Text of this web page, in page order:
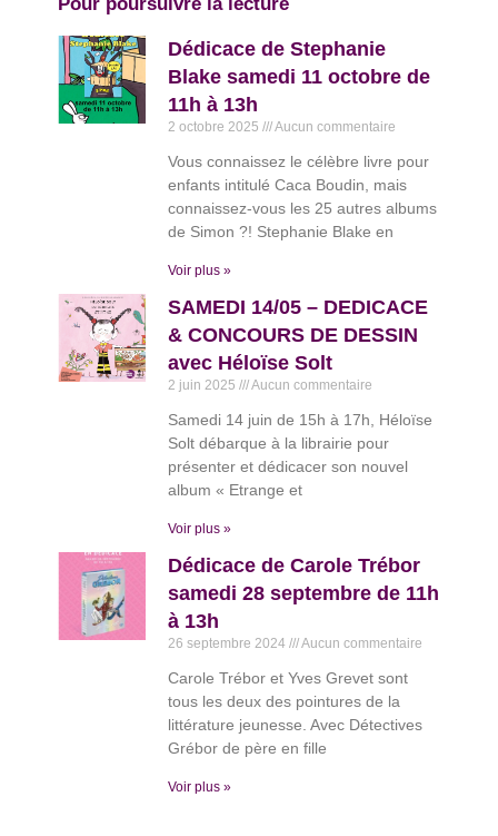
Dédicace de Stephanie
Blake samedi 11 octobre de
11h à 13h
2 octobre 2025 Aucun commentaire
Vous connaissez le célèbre livre pour
enfants intitulé Caca Boudin, mais
connaissez-vous les 25 autres albums
de Simon ?! Stephanie Blake en
Voir plus »
SAMEDI 14/05 – DEDICACE
& CONCOURS DE DESSIN
avec Héloïse Solt
2 juin 2025 Aucun commentaire
Samedi 14 juin de 15h à 17h, Héloïse
Solt débarque à la librairie pour
présenter et dédicacer son nouvel
album « Etrange et
Voir plus »
Dédicace de Carole Trébor
samedi 28 septembre de 11h
à 13h
26 septembre 2024 Aucun commentaire
Carole Trébor et Yves Grevet sont
tous les deux des pointures de la
littérature jeunesse. Avec Détectives
Grébor de père en fille
Voir plus »